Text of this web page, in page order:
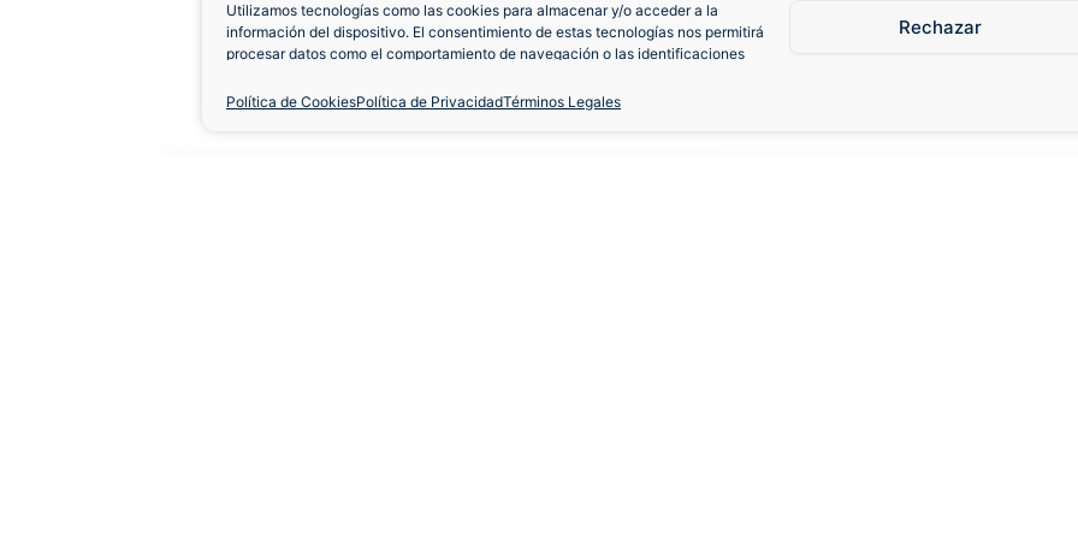
Utilizamos tecnologías como las cookies para almacenar y/o acceder a la
información del dispositivo. El consentimiento de estas tecnologías nos permitirá
procesar datos como el comportamiento de navegación o las identificaciones
negativamente a ciertas características y funciones.
Rechazar
Política de CookiesPolítica de PrivacidadTérminos Legales